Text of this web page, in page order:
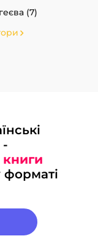
(7)
-
книги
форматі